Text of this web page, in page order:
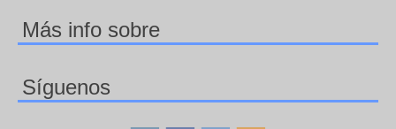
Más info sobre
Síguenos